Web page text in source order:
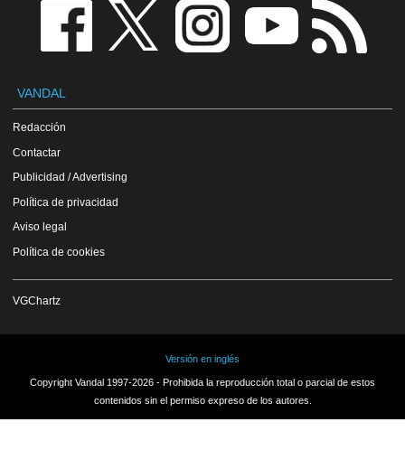
VANDAL
Redacción
Contactar
Publicidad / Advertising
Política de privacidad
Aviso legal
Política de cookies
VGChartz
Versión en inglés
Copyright Vandal 1997-2026 - Prohibida la reproducción total o parcial de estos
contenidos sin el permiso expreso de los autores.